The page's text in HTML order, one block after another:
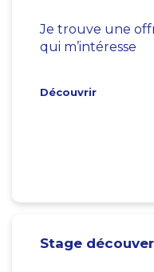
Je trouve une
qui m’intéresse
Découvrir
Stage